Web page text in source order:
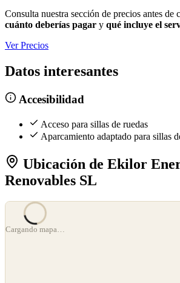
Consulta nuestra sección de precios antes de
cuánto deberías pagar y qué incluye el
Ver Precios
Datos interesantes
Accesibilidad
Acceso para sillas de ruedas
Aparcamiento adaptado para sillas
Ubicación de Ekilor
Renovables SL
OpenStreetMap
©CARTO
Cargando mapa…